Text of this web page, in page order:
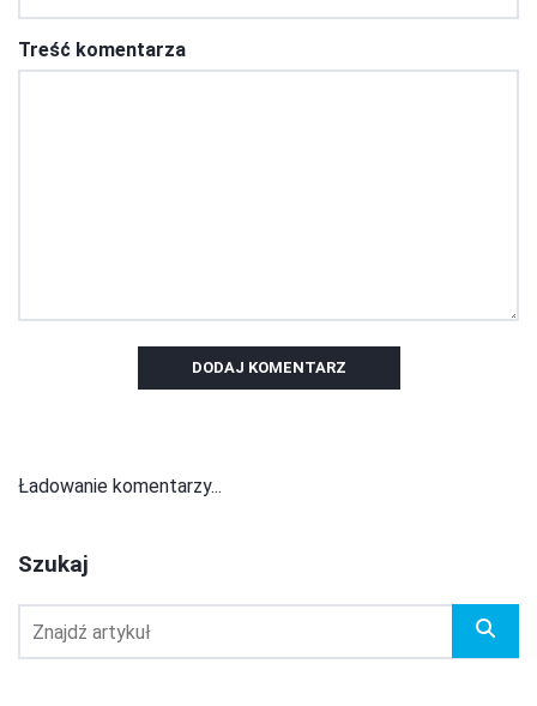
Treść komentarza
DODAJ KOMENTARZ
Ładowanie komentarzy...
Szukaj